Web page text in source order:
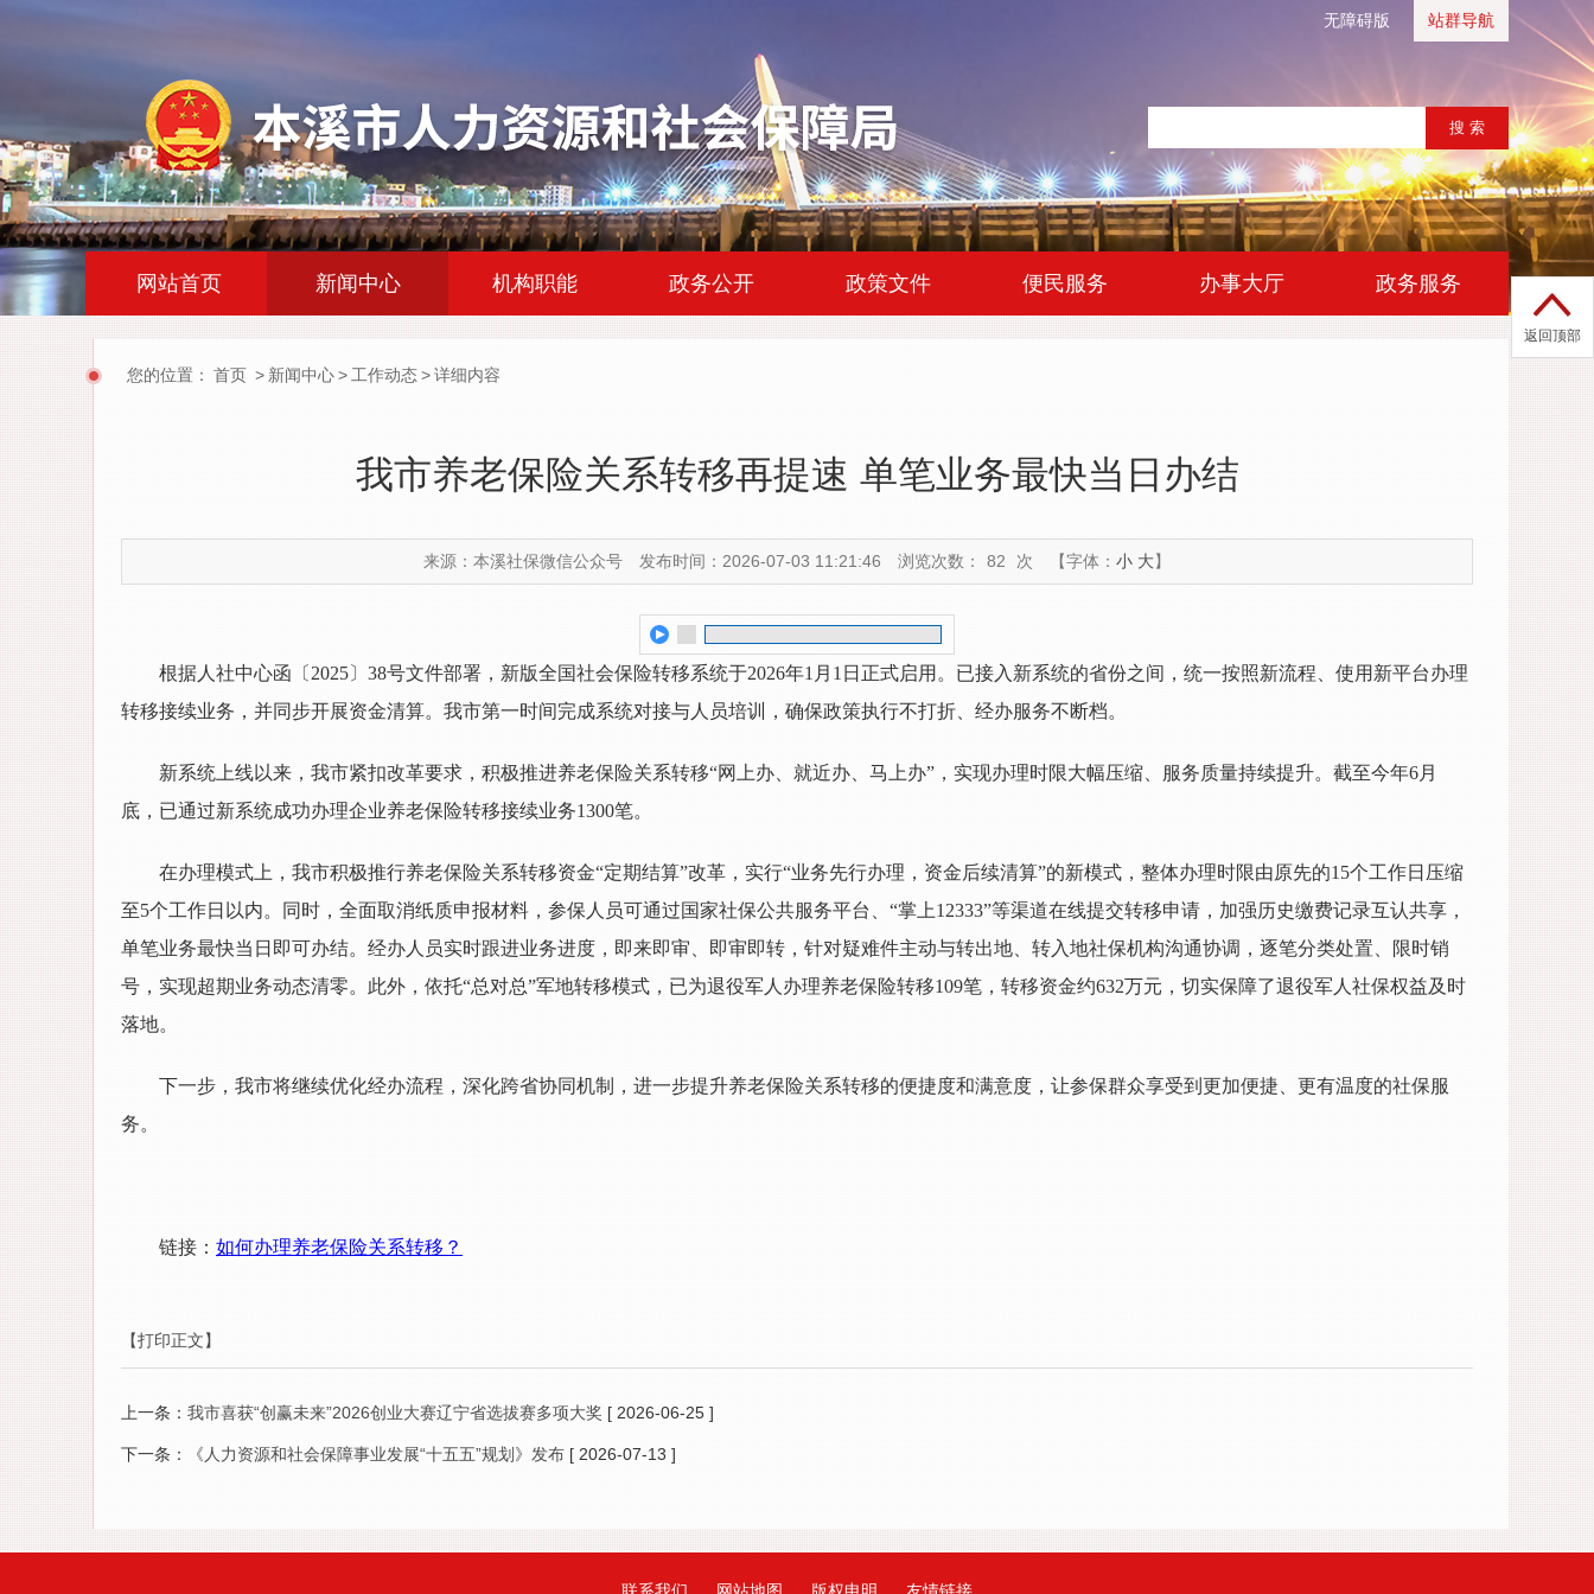
无障碍版 站群导航
网站首页 新闻中心 机构职能 政务公开 政策文件 便民服务 办事大厅 政务服务
您的位置： 首页 > 新闻中心> 工作动态>详细内容
我市养老保险关系转移再提速 单笔业务最快当日办结
来源：本溪社保微信公众号 发布时间：2026-07-03 11:21:46 浏览次数： 82 次 【字体： 小 大】
根据人社中心函〔2025〕38号文件部署，新版全国社会保险转移系统于2026年1月1日正式启用。已接入新系统的省份之间，统一按照新流程、使用新平台办理
转移接续业务，并同步开展资金清算。我市第一时间完成系统对接与人员培训，确保政策执行不打折、经办服务不断档。
新系统上线以来，我市紧扣改革要求，积极推进养老保险关系转移“网上办、就近办、马上办”，实现办理时限大幅压缩、服务质量持续提升。截至今年6月
底，已通过新系统成功办理企业养老保险转移接续业务1300笔。
在办理模式上，我市积极推行养老保险关系转移资金“定期结算”改革，实行“业务先行办理，资金后续清算”的新模式，整体办理时限由原先的15个工作日压缩
至5个工作日以内。同时，全面取消纸质申报材料，参保人员可通过国家社保公共服务平台、“掌上12333”等渠道在线提交转移申请，加强历史缴费记录互认共享，
单笔业务最快当日即可办结。经办人员实时跟进业务进度，即来即审、即审即转，针对疑难件主动与转出地、转入地社保机构沟通协调，逐笔分类处置、限时销
号，实现超期业务动态清零。此外，依托“总对总”军地转移模式，已为退役军人办理养老保险转移109笔，转移资金约632万元，切实保障了退役军人社保权益及时
落地。
下一步，我市将继续优化经办流程，深化跨省协同机制，进一步提升养老保险关系转移的便捷度和满意度，让参保群众享受到更加便捷、更有温度的社保服
务。
链接： 如何办理养老保险关系转移？
【打印正文】
上一条： 我市喜获“创赢未来”2026创业大赛辽宁省选拔赛多项大奖 [ 2026-06-25 ]
下一条： 《人力资源和社会保障事业发展“十五五”规划》发布 [ 2026-07-13 ]
返回顶部